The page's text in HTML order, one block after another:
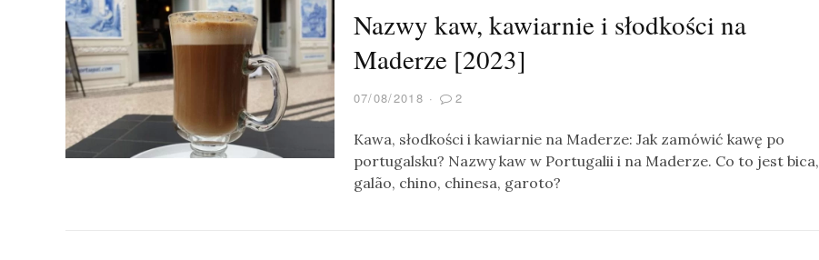
Nazwy kaw, kawiarnie i słodkości na
Maderze [2023]
07/08/2018 2
Kawa, słodkości i kawiarnie na Maderze: Jak zamówić kawę po
portugalsku? Nazwy kaw w Portugalii i na Maderze. Co to jest bica,
galão, chino, chinesa, garoto?